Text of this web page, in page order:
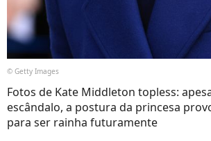
© Getty Images
Fotos de Kate Middleton topless:
escândalo, a postura da princesa
para ser rainha futuramente